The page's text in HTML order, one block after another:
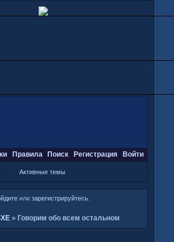
Правила Поиск Регистрация Войти
Активные темы
илизарегистрируйтесь
» Говорим обо всем остальном